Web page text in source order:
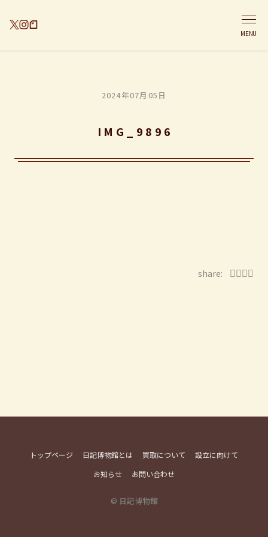
MENU
2024年07月05日
IMG_9896
share:
トップページ 日記博物館とは 買取について
設立に向けて
お知らせ
お問い合わせ
© 日記博物館